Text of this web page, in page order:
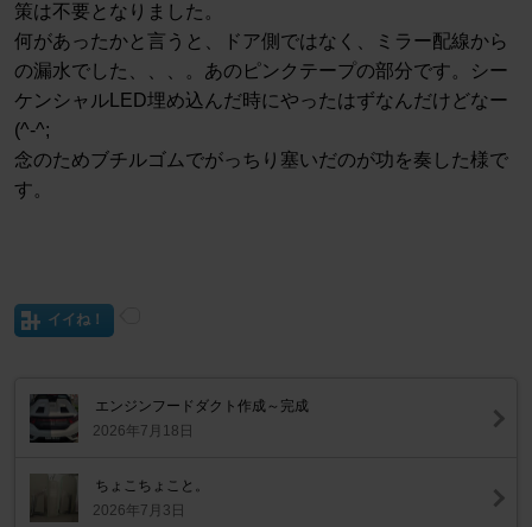
策は不要となりました。
何があったかと言うと、ドア側ではなく、ミラー配線から
の漏水でした、、、。あのピンクテープの部分です。シー
ケンシャルLED埋め込んだ時にやったはずなんだけどなー
(^-^;
念のためブチルゴムでがっちり塞いだのが功を奏した様で
す。
イイね！
エンジンフードダクト作成～完成
2026年7月18日
ちょこちょこと。
2026年7月3日